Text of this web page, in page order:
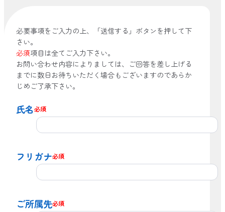
必要事項をご入力の上、「送信する」ボタンを押して下
さい。
必須項目は全てご入力下さい。
お問い合わせ内容によりましては、ご回答を差し上げる
までに数日お待ちいただく場合もございますのであらか
じめご了承下さい。
氏名必須
フリガナ必須
ご所属先必須